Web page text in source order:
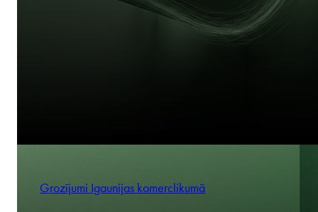
Grozījumi Igaunijas komerclikumā